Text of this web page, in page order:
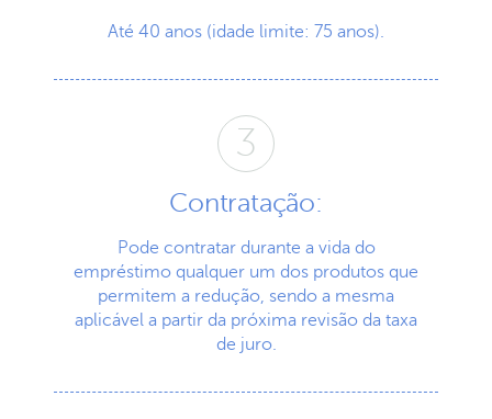
Até 40 anos (idade limite: 75 anos).
Contratação:
Pode contratar durante a vida do
empréstimo qualquer um dos produtos que
permitem a redução, sendo a mesma
aplicável a partir da próxima revisão da taxa
de juro.